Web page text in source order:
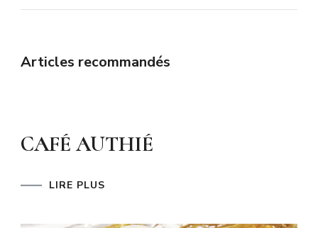
Articles recommandés
CAFÉ AUTHIÉ
LIRE PLUS